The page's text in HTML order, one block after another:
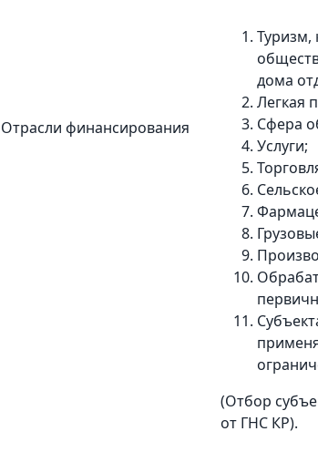
Отрасли финансирования
Туризм,
дома
Легкая
Сфера
Услуги;
(Отбор
от ГНС КР).